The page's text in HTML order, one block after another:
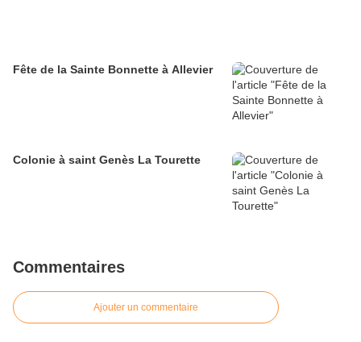
Fête de la Sainte Bonnette à Allevier
Colonie à saint Genès La Tourette
Commentaires
Ajouter un commentaire